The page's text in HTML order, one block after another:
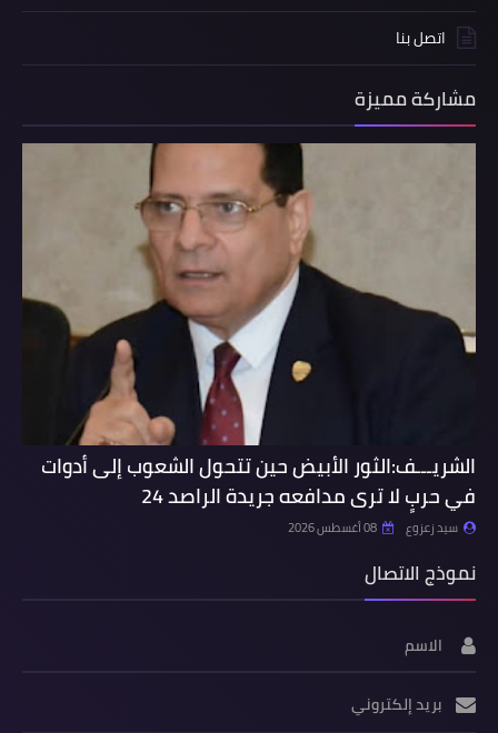
اتصل بنا
مشاركة مميزة
الشريـــف:الثور الأبيض حين تتحول الشعوب إلى أدوات
في حربٍ لا ترى مدافعه جريدة الراصد 24
سيد زعزوع 08 أغسطس 2026
نموذج الاتصال
الاسم
بريد إلكتروني